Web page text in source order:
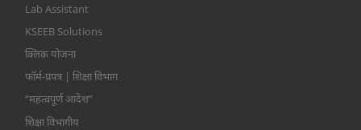
Lab Assistant
KSEEB Solutions
क्लिक योजना
फॉर्म-प्रपत्र | शिक्षा विभाग
“महत्वपूर्ण आदेश”
शिक्षा विभागीय